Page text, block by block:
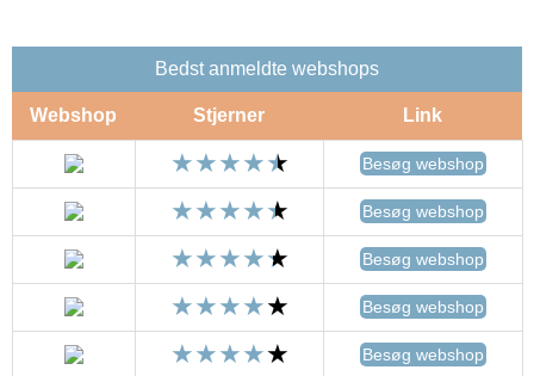
Bedst anmeldte webshops
Webshop Stjerner Link
Besøg webshop
Besøg webshop
Besøg webshop
Besøg webshop
Besøg webshop